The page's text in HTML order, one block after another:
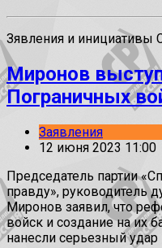
Зявления и инициативы
Миронов
Пограничных
Заявления
12 июня 2023 11:00
Председатель партии
правду», руководитель
Миронов заявил, что
войск и создание на их
нанесли серьезный удар